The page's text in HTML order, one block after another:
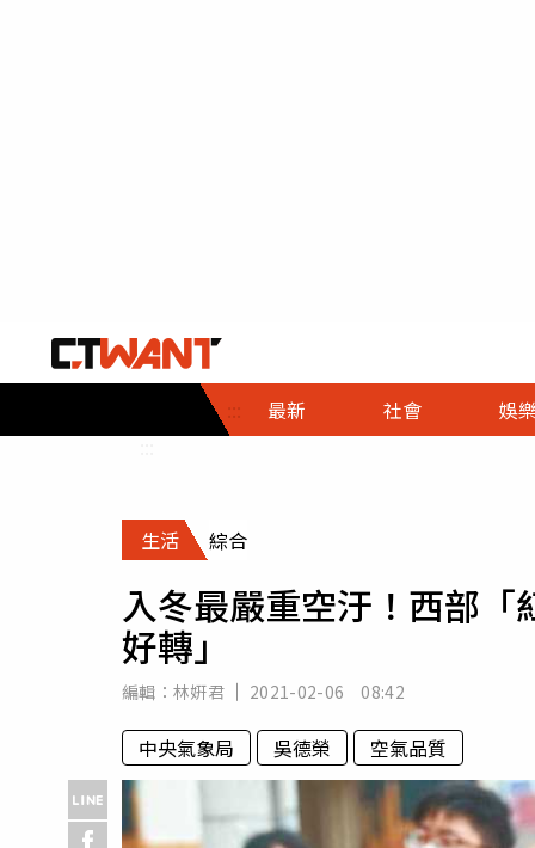
::: 最新 社會
社會首頁
時事
調查
娛
娛樂首頁
即時
財經首頁
熱線
專欄
政
生活 綜合
入冬最嚴重空汙！西部
好轉」
編輯： 林姸君 2021-02-06 08:42
中央氣象局 吳德榮 空氣品質